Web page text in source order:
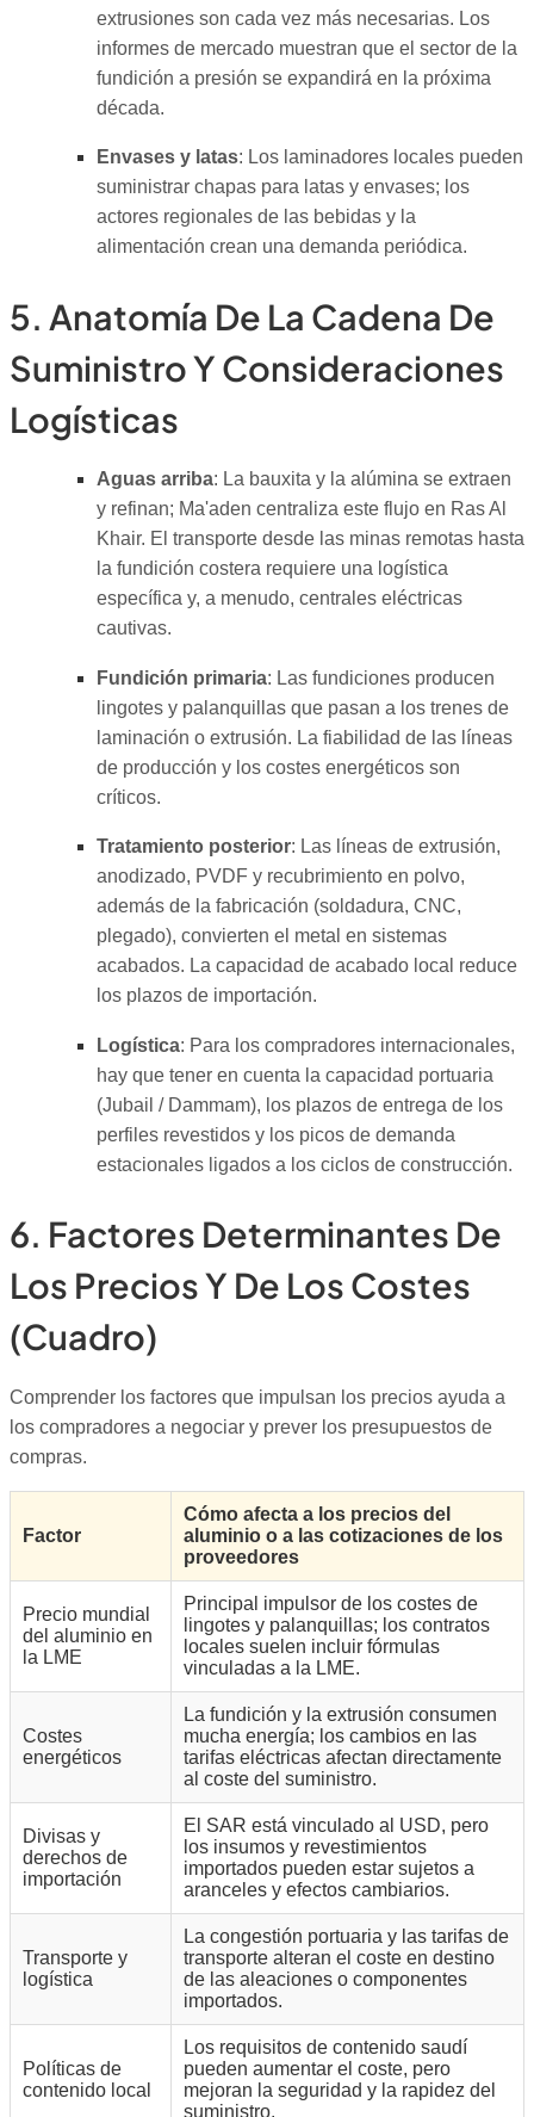
extrusiones son cada vez más necesarias. Los
informes de mercado muestran que el sector de la
fundición a presión se expandirá en la próxima
década.
Envases y latas: Los laminadores locales pueden
suministrar chapas para latas y envases; los
actores regionales de las bebidas y la
alimentación crean una demanda periódica.
5. Anatomía De La Cadena De
Suministro Y Consideraciones
Logísticas
Aguas arriba: La bauxita y la alúmina se extraen
y refinan; Ma'aden centraliza este flujo en Ras Al
Khair. El transporte desde las minas remotas hasta
la fundición costera requiere una logística
específica y, a menudo, centrales eléctricas
cautivas.
Fundición primaria: Las fundiciones producen
lingotes y palanquillas que pasan a los trenes de
laminación o extrusión. La fiabilidad de las líneas
de producción y los costes energéticos son
críticos.
Tratamiento posterior: Las líneas de extrusión,
anodizado, PVDF y recubrimiento en polvo,
además de la fabricación (soldadura, CNC,
plegado), convierten el metal en sistemas
acabados. La capacidad de acabado local reduce
los plazos de importación.
Logística: Para los compradores internacionales,
hay que tener en cuenta la capacidad portuaria
(Jubail / Dammam), los plazos de entrega de los
perfiles revestidos y los picos de demanda
estacionales ligados a los ciclos de construcción.
6. Factores Determinantes De
Los Precios Y De Los Costes
(cuadro)
Comprender los factores que impulsan los precios ayuda a
los compradores a negociar y prever los presupuestos de
compras.
Factor
Cómo afecta a los precios del
aluminio o a las cotizaciones de los
proveedores
Precio mundial
del aluminio en
la LME
Principal impulsor de los costes de
lingotes y palanquillas; los contratos
locales suelen incluir fórmulas
vinculadas a la LME.
Costes
energéticos
La fundición y la extrusión consumen
mucha energía; los cambios en las
tarifas eléctricas afectan directamente
al coste del suministro.
Divisas y
derechos de
importación
El SAR está vinculado al USD, pero
los insumos y revestimientos
importados pueden estar sujetos a
aranceles y efectos cambiarios.
Transporte y
logística
La congestión portuaria y las tarifas de
transporte alteran el coste en destino
de las aleaciones o componentes
importados.
Políticas de
contenido local
Los requisitos de contenido saudí
pueden aumentar el coste, pero
mejoran la seguridad y la rapidez del
suministro.